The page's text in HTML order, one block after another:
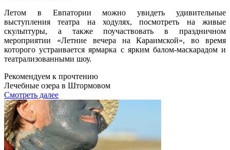
Летом в Евпатории можно увидеть удивительные
выступления театра на ходулях, посмотреть на живые
скульптуры, а также поучаствовать в праздничном
мероприятии «Летние вечера на Караимской», во время
которого устраивается ярмарка с ярким балом-маскарадом и
театрализованными шоу.
Рекомендуем к прочтению
Лечебные озера в Штормовом
Смотреть далее